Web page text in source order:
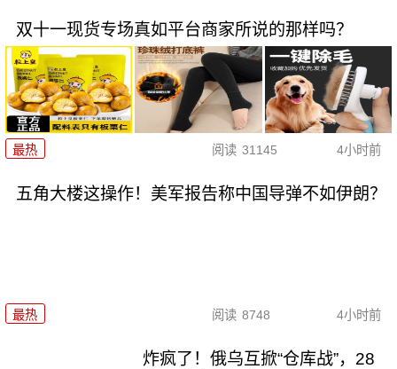
双十一现货专场真如平台商家所说的那样吗？
最热 阅读 31145 4小时前
五角大楼这操作！美军报告称中国导弹不如伊朗？
最热 阅读 8748 4小时前
炸疯了！俄乌互掀“仓库战”，28